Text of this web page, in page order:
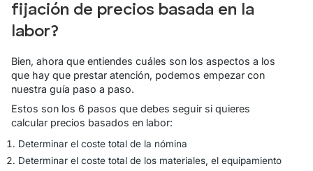
fijación de precios basada en la
labor?
Bien, ahora que entiendes cuáles son los aspectos a los
que hay que prestar atención, podemos empezar con
nuestra guía paso a paso.
Estos son los 6 pasos que debes seguir si quieres
calcular precios basados en labor:
Determinar el coste total de la nómina
Determinar el coste total de los materiales, el equipamiento